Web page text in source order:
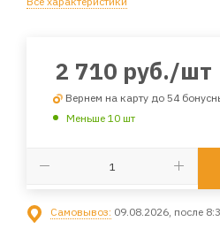
2 710 руб./шт
Вернем на карту до 54
Меньше 10 шт
Самовывоз: 09.08.2026, после